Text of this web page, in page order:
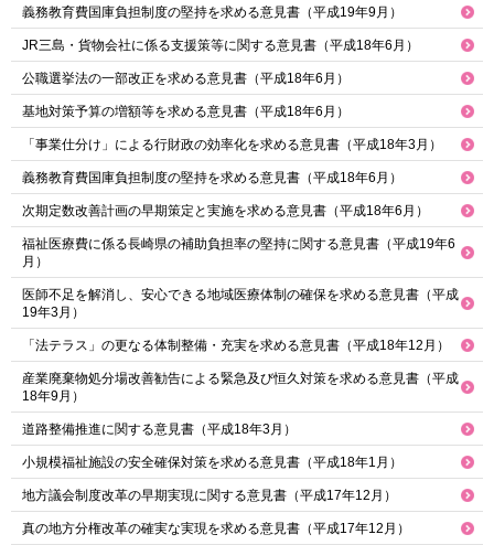
義務教育費国庫負担制度の堅持を求める意見書（平成19年9月）
JR三島・貨物会社に係る支援策等に関する意見書（平成18年6月）
公職選挙法の一部改正を求める意見書（平成18年6月）
基地対策予算の増額等を求める意見書（平成18年6月）
「事業仕分け」による行財政の効率化を求める意見書（平成18年3月）
義務教育費国庫負担制度の堅持を求める意見書（平成18年6月）
次期定数改善計画の早期策定と実施を求める意見書（平成18年6月）
福祉医療費に係る長崎県の補助負担率の堅持に関する意見書（平成19年6
月）
医師不足を解消し、安心できる地域医療体制の確保を求める意見書（平成
19年3月）
「法テラス」の更なる体制整備・充実を求める意見書（平成18年12月）
産業廃棄物処分場改善勧告による緊急及び恒久対策を求める意見書（平成
18年9月）
道路整備推進に関する意見書（平成18年3月）
小規模福祉施設の安全確保対策を求める意見書（平成18年1月）
地方議会制度改革の早期実現に関する意見書（平成17年12月）
真の地方分権改革の確実な実現を求める意見書（平成17年12月）